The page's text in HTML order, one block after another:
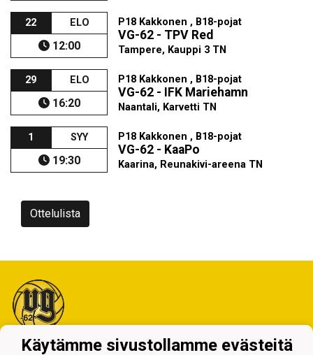
22 ELO
12:00
P18 Kakkonen , B18-pojat
VG-62 - TPV Red
Tampere, Kauppi 3 TN
29 ELO
16:20
P18 Kakkonen , B18-pojat
VG-62 - IFK Mariehamn
Naantali, Karvetti TN
1 SYY
19:30
P18 Kakkonen , B18-pojat
VG-62 - KaaPo
Kaarina, Reunakivi-areena TN
Ottelulista
Käytämme sivustollamme evästeitä